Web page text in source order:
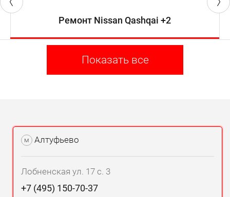
Ремонт Nissan Qashqai +2
Показать все
м Алтуфьево
Лобненская ул. 17 с. 3
+7 (495) 150-70-37